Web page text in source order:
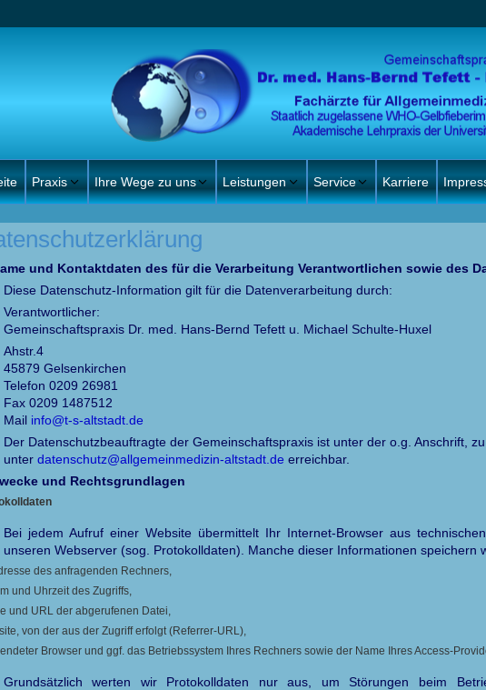
Praxis Ihre Wege zu uns Leistungen Service Karriere
und Kontaktdaten des für die Verarbeitung Verantwortlichen sowie des
Diese Datenschutz-Information gilt für die Datenverarbeitung durch:
Verantwortlicher:
Gemeinschaftspraxis Dr. med. Hans-Bernd Tefett u. Michael Schulte-Huxel
Ahstr.4
45879 Gelsenkirchen
Telefon 0209 26981
Fax 0209 1487512
Mail info@t-s-altstadt.de
Der Datenschutzbeauftragte der Gemeinschaftspraxis ist unter der o.g. Anschrift,
unter datenschutz@allgemeinmedizin-altstadt.de erreichbar.
und Rechtsgrundlagen
Bei jedem Aufruf einer Website übermittelt Ihr Internet-Browser aus
unseren Webserver (sog. Protokolldaten). Manche dieser Informationen speichern
des anfragenden Rechners,
und Uhrzeit des Zugriffs,
und URL der abgerufenen Datei,
von der aus der Zugriff erfolgt (Referrer-URL),
Browser und ggf. das Betriebssystem Ihres Rechners sowie der Name Ihres Access-
Grundsätzlich werten wir Protokolldaten nur aus, um Störungen beim